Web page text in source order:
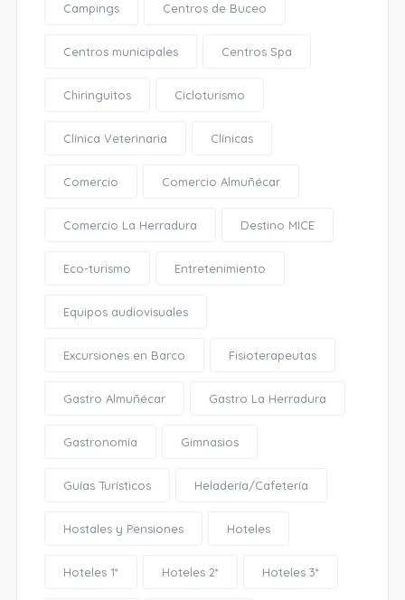
Campings Centros de Buceo
Centros municipales Centros Spa
Chiringuitos Cicloturismo
Clínica Veterinaria Clínicas
Comercio Comercio Almuñécar
Comercio La Herradura Destino MICE
Eco-turismo Entretenimiento
Equipos audiovisuales
Excursiones en Barco Fisioterapeutas
Gastro Almuñécar Gastro La Herradura
Gastronomía Gimnasios
Guías Turísticos Heladería/Cafetería
Hostales y Pensiones Hoteles
Hoteles 1* Hoteles 2* Hoteles 3*